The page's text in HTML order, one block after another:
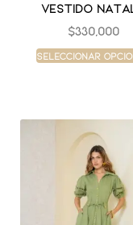
Vestido
$330,000
Seleccionar